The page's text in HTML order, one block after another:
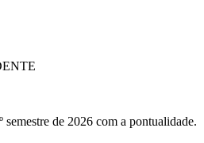
semestre de 2026 com a pontualidade.